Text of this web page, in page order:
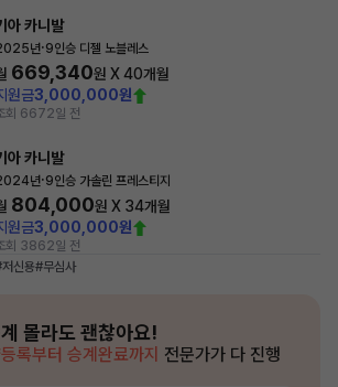
아 카니발
년·9인승 디젤 노블레스
669,340원 X40개월
원금3,000,000원
회 6672일 전
아 카니발
년·9인승 가솔린 프레스티지
804,000원 X 34개월
원금3,000,000원
회 3862일 전
신용#무심사
몰라도 괜찮아요!
록부터 승계완료까지 전문가가 다 진행